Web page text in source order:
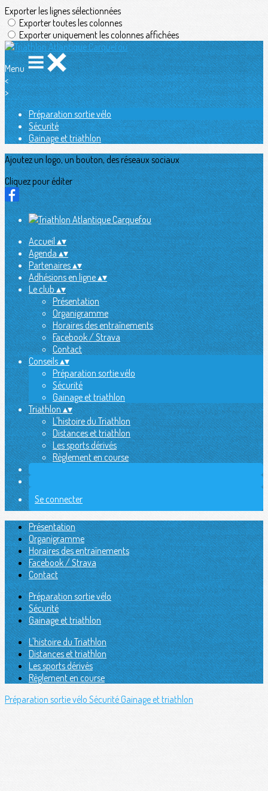
Exporter les lignes sélectionnées
Exporter toutes les colonnes
Exporter uniquement les colonnes affichées
Menu
<
>
Préparation sortie vélo
Sécurité
Gainage et triathlon
Ajoutez un logo, un bouton, des réseaux sociaux
Cliquez pour éditer
Accueil▴▾
Agenda▴▾
Partenaires▴▾
Adhésions en ligne▴▾
Le club▴▾
Présentation
Organigramme
Horaires des entraînements
Facebook / Strava
Contact
Conseils▴▾
Préparation sortie vélo
Sécurité
Gainage et triathlon
Triathlon▴▾
L'histoire du Triathlon
Distances et triathlon
Les sports dérivés
Règlement en course
Se connecter
Présentation
Organigramme
Horaires des entraînements
Facebook / Strava
Contact
Préparation sortie vélo
Sécurité
Gainage et triathlon
L'histoire du Triathlon
Distances et triathlon
Les sports dérivés
Règlement en course
Préparation sortie vélo SécuritéGainage et triathlon